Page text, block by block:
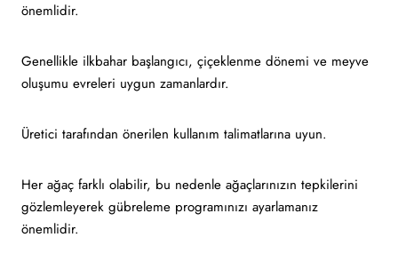
önemlidir.
Genellikle ilkbahar başlangıcı, çiçeklenme dönemi ve meyve
oluşumu evreleri uygun zamanlardır.
Üretici tarafından önerilen kullanım talimatlarına uyun.
Her ağaç farklı olabilir, bu nedenle ağaçlarınızın tepkilerini
gözlemleyerek gübreleme programınızı ayarlamanız
önemlidir.